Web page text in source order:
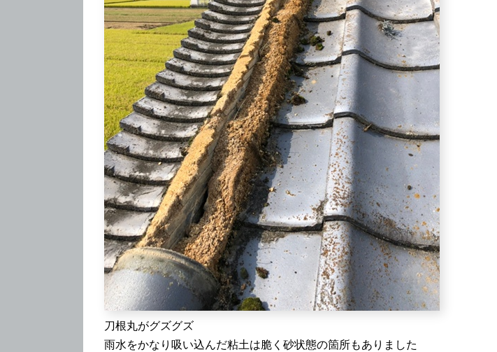
刀根丸がグズグズ
雨水をかなり吸い込んだ粘土は脆く砂状態の箇所もありました